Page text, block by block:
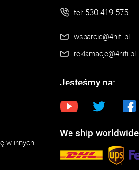
w innych
tel: 530 419 575
wsparcie@4hifi.pl
reklamacje@4hifi.pl
Jesteśmy na:
We ship worldwide